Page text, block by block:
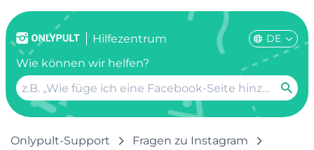
Hilfezentrum DE
Wie können wir helfen?
Onlypult-Support
Fragen zu Instagram